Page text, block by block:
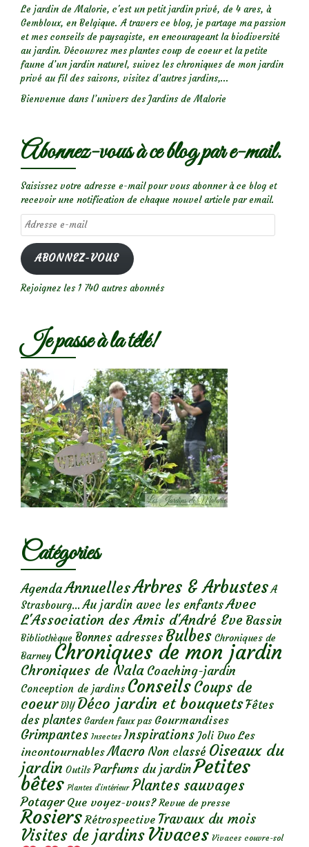
Le jardin de Malorie, c'est un petit jardin privé, de 4 ares, à
Gembloux, en Belgique. A travers ce blog, je partage ma passion
et mes conseils de paysagiste, en encourageant la biodiversité
au jardin. Découvrez mes plantes coup de coeur et la petite
faune d’un jardin naturel, suivez les chroniques de mon jardin
privé au fil des saisons, visitez d’autres jardins,...
Bienvenue dans l’univers des Jardins de Malorie
Abonnez-vous à ce blog par e-mail.
Saisissez votre adresse e-mail pour vous abonner à ce blog et
recevoir une notification de chaque nouvel article par email.
Adresse
e-
mail
ABONNEZ-VOUS
Rejoignez les 1 740 autres abonnés
Je passe à la télé!
Catégories
AgendaAnnuellesArbres & Arbustes A
Strasbourg... Au jardin avec les enfantsAvec
L'Association des Amis d'André Eve Bassin
Bibliothèque Bonnes adresses Bulbes Chroniques de
Barney Chroniques de mon jardin
Chroniques de Nala Coaching-jardin
Conception de jardins ConseilsCoups de
coeur DIY Déco jardin et bouquetsFêtes
des plantes Garden faux pas Gourmandises
Grimpantes Insectes Inspirations Joli Duo Les
incontournables Macro Non classé Oiseaux du
jardin Outils Parfums du jardinPetites
bêtes Plantes d’intérieur Plantes sauvages
Potager Que voyez-vous? Revue de presse
Rosiers Rétrospective Travaux du mois
Visites de jardins Vivaces Vivaces couvre-sol